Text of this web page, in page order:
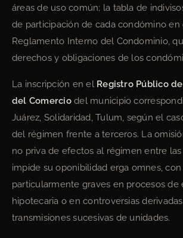
áreas de uso común; la tabla de
de participación de cada condómino en
Reglamento Interno del Condominio,
derechos y obligaciones de los
La inscripción en el Registro Público
del Comerciodel municipio
Juárez, Solidaridad, Tulum, según el
del régimen frente a terceros. La
no priva de efectos al régimen entre
impide su oponibilidad erga omnes,
particularmente graves en procesos de
hipotecaria o en controversias
transmisiones sucesivas de unidades.